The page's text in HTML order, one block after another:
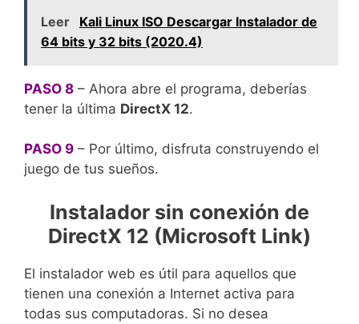
Leer
Kali Linux ISO Descargar Instalador de
64 bits y 32 bits (2020.4)
PASO 8 – Ahora abre el programa, deberías
tener la última DirectX 12.
PASO 9 – Por último, disfruta construyendo el
juego de tus sueños.
Instalador sin conexión de
DirectX 12 (Microsoft Link)
El instalador web es útil para aquellos que
tienen una conexión a Internet activa para
todas sus computadoras. Si no desea